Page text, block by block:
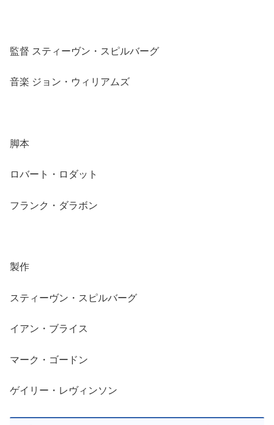
監督 スティーヴン・スピルバーグ
音楽 ジョン・ウィリアムズ
脚本
ロバート・ロダット
フランク・ダラボン
製作
スティーヴン・スピルバーグ
イアン・ブライス
マーク・ゴードン
ゲイリー・レヴィンソン